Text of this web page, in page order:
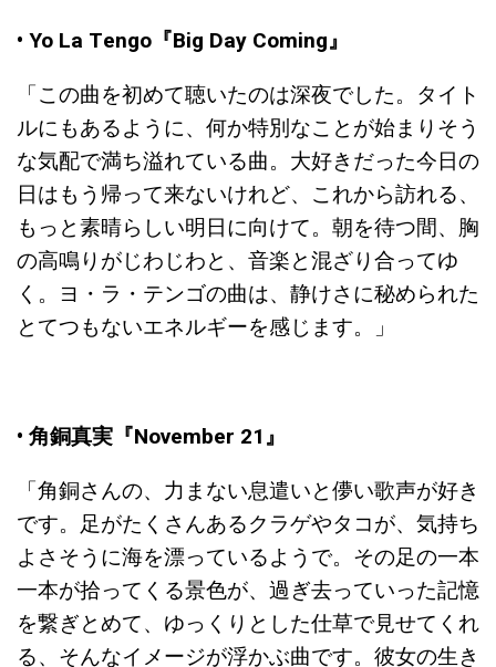
• Yo La Tengo『Big Day Coming』
「この曲を初めて聴いたのは深夜でした。タイト
ルにもあるように、何か特別なことが始まりそう
な気配で満ち溢れている曲。大好きだった今日の
日はもう帰って来ないけれど、これから訪れる、
もっと素晴らしい明日に向けて。朝を待つ間、胸
の高鳴りがじわじわと、音楽と混ざり合ってゆ
く。ヨ・ラ・テンゴの曲は、静けさに秘められた
とてつもないエネルギーを感じます。」
• 角銅真実『November 21』
「角銅さんの、力まない息遣いと儚い歌声が好き
です。足がたくさんあるクラゲやタコが、気持ち
よさそうに海を漂っているようで。その足の一本
一本が拾ってくる景色が、過ぎ去っていった記憶
を繋ぎとめて、ゆっくりとした仕草で見せてくれ
る、そんなイメージが浮かぶ曲です。彼女の生き